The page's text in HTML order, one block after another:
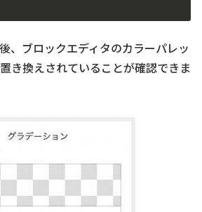
、ブロックエディタのカラーパレッ
き換えされていることが確認できま